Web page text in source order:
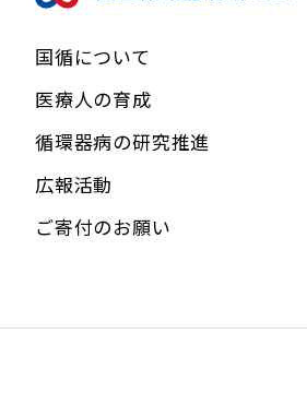
国循について
医療人の育成
循環器病の研究推進
広報活動
ご寄付のお願い